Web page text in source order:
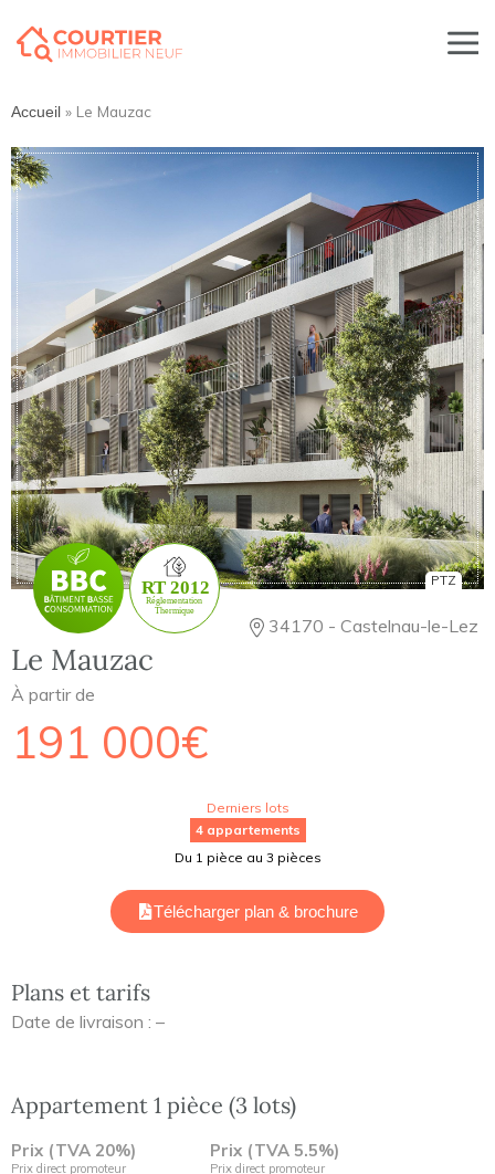
Accueil » Le Mauzac
PTZ
34170 - Castelnau-le-Lez
Le Mauzac
À partir de
191 000€
Derniers lots
4 appartements
Du 1 pièce au 3 pièces
Télécharger plan & brochure
Plans et tarifs
Date de livraison : –
Appartement 1 pièce (3 lots)
Prix (TVA 20%)
Prix direct promoteur
Prix (TVA 5.5%)
Prix direct promoteur